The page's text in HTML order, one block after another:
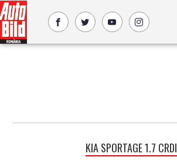
KIA SPORTAGE 1.7 CRDI